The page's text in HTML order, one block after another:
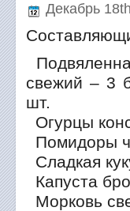
Декабрь
свежий – 3
шт.
Огурцы
Помидоры
Сладкая
Капуста
Морковь